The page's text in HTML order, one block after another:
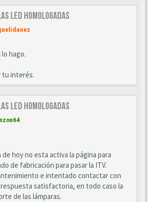
led homologadas
hago.
tu interés.
led homologadas
hoy no esta activa la página para
de fabricación para pasar la ITV.
e intentado contactar con
satisfactoria, en todo caso la
de las lámparas.